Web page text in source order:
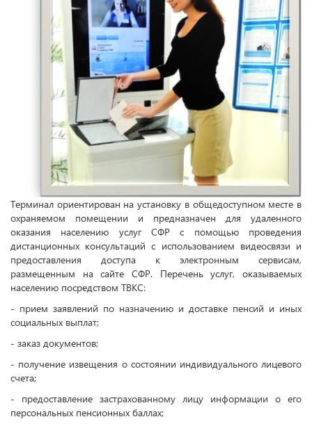
Терминал ориентирован на установку в общедоступном месте в
охраняемом помещении и предназначен для удаленного
оказания населению услуг СФР с помощью проведения
дистанционных консультаций с использованием видеосвязи и
предоставления доступа к электронным сервисам,
размещенным на сайте СФР. Перечень услуг, оказываемых
населению посредством ТВКС:
- прием заявлений по назначению и доставке пенсий и иных
социальных выплат;
- заказ документов;
- получение извещения о состоянии индивидуального лицевого
счета;
- предоставление застрахованному лицу информации о его
персональных пенсионных баллах;